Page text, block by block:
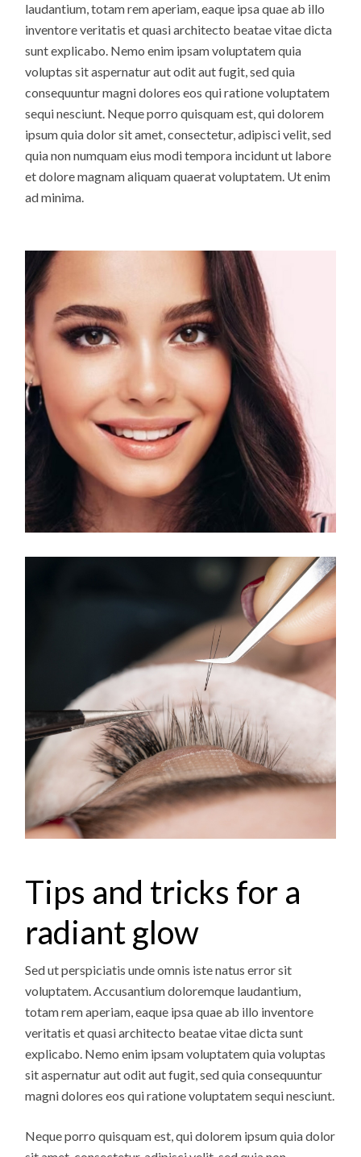
laudantium, totam rem aperiam, eaque ipsa quae ab illo
inventore veritatis et quasi architecto beatae vitae dicta
sunt explicabo. Nemo enim ipsam voluptatem quia
voluptas sit aspernatur aut odit aut fugit, sed quia
consequuntur magni dolores eos qui ratione voluptatem
sequi nesciunt. Neque porro quisquam est, qui dolorem
ipsum quia dolor sit amet, consectetur, adipisci velit, sed
quia non numquam eius modi tempora incidunt ut labore
et dolore magnam aliquam quaerat voluptatem. Ut enim
ad minima.
Tips and tricks for a
radiant glow
Sed ut perspiciatis unde omnis iste natus error sit
voluptatem. Accusantium doloremque laudantium,
totam rem aperiam, eaque ipsa quae ab illo inventore
veritatis et quasi architecto beatae vitae dicta sunt
explicabo. Nemo enim ipsam voluptatem quia voluptas
sit aspernatur aut odit aut fugit, sed quia consequuntur
magni dolores eos qui ratione voluptatem sequi nesciunt.
Neque porro quisquam est, qui dolorem ipsum quia dolor